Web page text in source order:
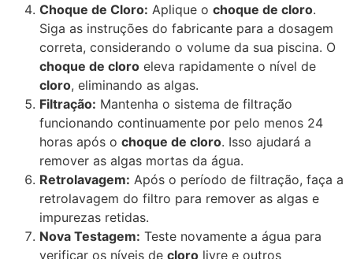
Choque de Cloro: Aplique o choque de cloro.
Siga as instruções do fabricante para a dosagem
correta, considerando o volume da sua piscina. O
choque de cloro eleva rapidamente o nível de
cloro, eliminando as algas.
Filtração: Mantenha o sistema de filtração
funcionando continuamente por pelo menos 24
horas após o choque de cloro. Isso ajudará a
remover as algas mortas da água.
Retrolavagem: Após o período de filtração, faça a
retrolavagem do filtro para remover as algas e
impurezas retidas.
Nova Testagem: Teste novamente a água para
verificar os níveis de cloro livre e outros